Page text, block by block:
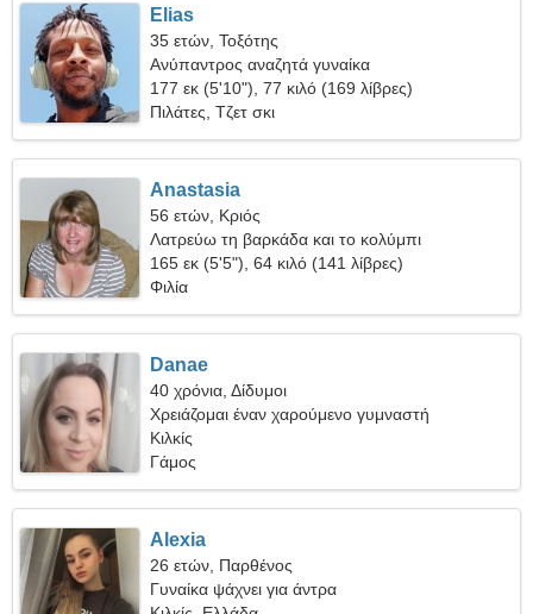
Elias
35 ετών, Τοξότης
Ανύπαντρος αναζητά γυναίκα
177 εκ (5'10"), 77 κιλό (169 λίβρες)
Πιλάτες, Τζετ σκι
Anastasia
56 ετών, Κριός
Λατρεύω τη βαρκάδα και το κολύμπι
165 εκ (5'5"), 64 κιλό (141 λίβρες)
Φιλία
Danae
40 χρόνια, Δίδυμοι
Χρειάζομαι έναν χαρούμενο γυμναστή
Κιλκίς
Γάμος
Alexia
26 ετών, Παρθένος
Γυναίκα ψάχνει για άντρα